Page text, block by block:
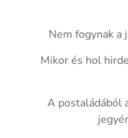
Nem fogynak a
Mikor és hol
A postaládából